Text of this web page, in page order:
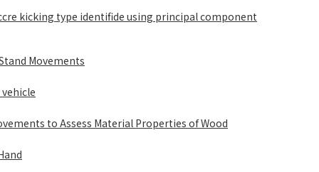
kicking type identifide using principal component
Movements
to Assess Material Properties of Wood